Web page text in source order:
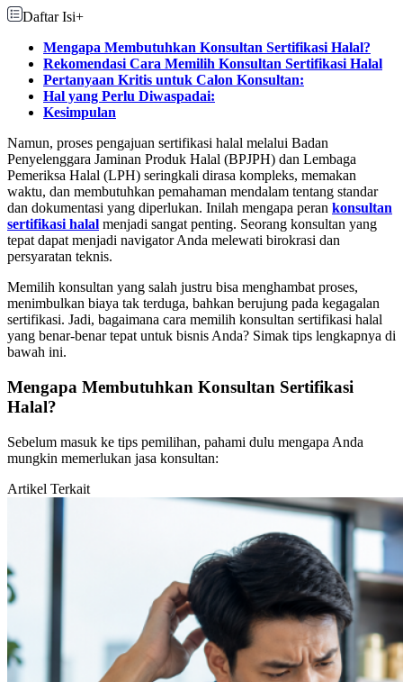
Daftar Isi+
Mengapa Membutuhkan Konsultan Sertifikasi Halal?
Rekomendasi Cara Memilih Konsultan Sertifikasi Halal
Pertanyaan Kritis untuk Calon Konsultan:
Hal yang Perlu Diwaspadai:
Kesimpulan
Namun, proses pengajuan sertifikasi halal melalui Badan
Penyelenggara Jaminan Produk Halal (BPJPH) dan Lembaga
Pemeriksa Halal (LPH) seringkali dirasa kompleks, memakan
waktu, dan membutuhkan pemahaman mendalam tentang standar
dan dokumentasi yang diperlukan. Inilah mengapa peran konsultan
sertifikasi halal menjadi sangat penting. Seorang konsultan yang
tepat dapat menjadi navigator Anda melewati birokrasi dan
persyaratan teknis.
Memilih konsultan yang salah justru bisa menghambat proses,
menimbulkan biaya tak terduga, bahkan berujung pada kegagalan
sertifikasi. Jadi, bagaimana cara memilih konsultan sertifikasi halal
yang benar-benar tepat untuk bisnis Anda? Simak tips lengkapnya di
bawah ini.
Mengapa Membutuhkan Konsultan Sertifikasi
Halal?
Sebelum masuk ke tips pemilihan, pahami dulu mengapa Anda
mungkin memerlukan jasa konsultan:
Artikel Terkait